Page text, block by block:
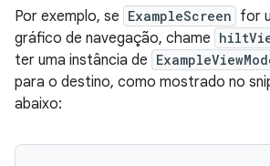
Por exemplo, se ExampleScreen for
gráfico de navegação, chame
ter uma instância de
para o destino, como mostrado no
abaixo: